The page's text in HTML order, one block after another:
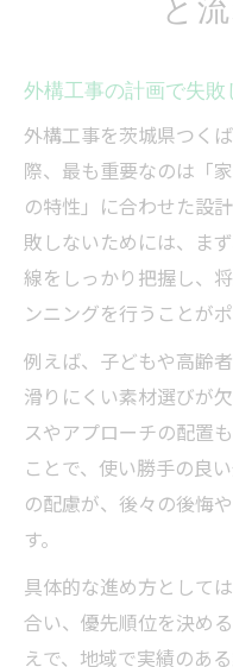
外構工事の計画で失
外構工事を茨城県つく
際、最も重要なのは「
の特性」に合わせた設
敗しないためには、ま
線をしっかり把握し、
ンニングを行うことが
例えば、子どもや高齢
滑りにくい素材選びが
スやアプローチの配置
ことで、使い勝手の良
の配慮が、後々の後悔
す。
具体的な進め方として
合い、優先順位を決め
えで、地域で実績のあ